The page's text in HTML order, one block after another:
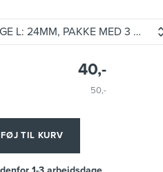
L: 24MM, PAKKE MED 3 STK
40,-
50,-
TIL KURV